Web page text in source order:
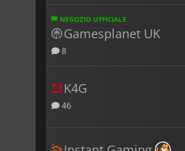
NEGOZIO UFFICIALE
Gamesplanet UK
8
K4G
46